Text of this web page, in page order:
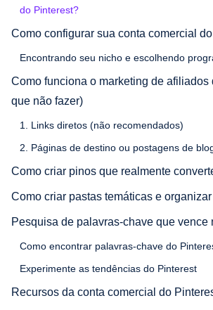
do Pinterest?
Como configurar sua conta comercial
Encontrando seu nicho e escolhendo
Como funciona o marketing de afiliados
que não fazer)
1. Links diretos (não recomendados)
2. Páginas de destino ou postagens de
Como criar pinos que realmente
Como criar pastas temáticas e
Pesquisa de palavras-chave que vence
Como encontrar palavras-chave do
Experimente as tendências do Pinterest
Recursos da conta comercial do